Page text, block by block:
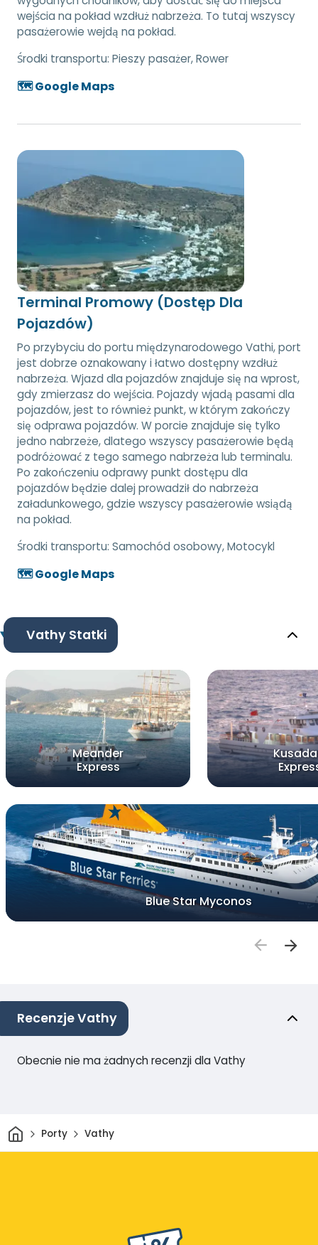
wejścia na pokład wzdłuż nabrzeża. To tutaj wszyscy
pasażerowie wejdą na pokład.
Środki transportu: Pieszy pasażer, Rower
🗺️ Google Maps
Terminal Promowy (Dostęp Dla
Pojazdów)
Po przybyciu do portu międzynarodowego Vathi, port
jest dobrze oznakowany i łatwo dostępny wzdłuż
nabrzeża. Wjazd dla pojazdów znajduje się na wprost,
gdy zmierzasz do wejścia. Pojazdy wjadą pasami dla
pojazdów, jest to również punkt, w którym zakończy
się odprawa pojazdów. W porcie znajduje się tylko
jedno nabrzeże, dlatego wszyscy pasażerowie będą
podróżować z tego samego nabrzeża lub terminalu.
Po zakończeniu odprawy punkt dostępu dla
pojazdów będzie dalej prowadził do nabrzeża
załadunkowego, gdzie wszyscy pasażerowie wsiądą
na pokład.
Środki transportu: Samochód osobowy, Motocykl
🗺️ Google Maps
Vathy Statki
Meander
Express
Blue Star Myconos
Recenzje Vathy
Obecnie nie ma żadnych recenzji dla Vathy
DomPorty Vathy